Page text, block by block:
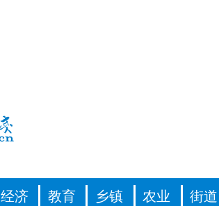
经济 教育 乡镇 农业 街道